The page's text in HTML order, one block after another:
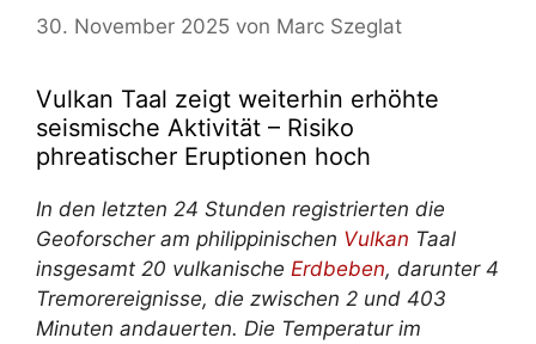
30. November 2025 von Marc Szeglat
Vulkan Taal zeigt weiterhin erhöhte
seismische Aktivität – Risiko
phreatischer Eruptionen hoch
In den letzten 24 Stunden registrierten die
Geoforscher am philippinischen Vulkan Taal
insgesamt 20 vulkanische Erdbeben, darunter 4
Tremorereignisse, die zwischen 2 und 403
Minuten andauerten. Die Temperatur im